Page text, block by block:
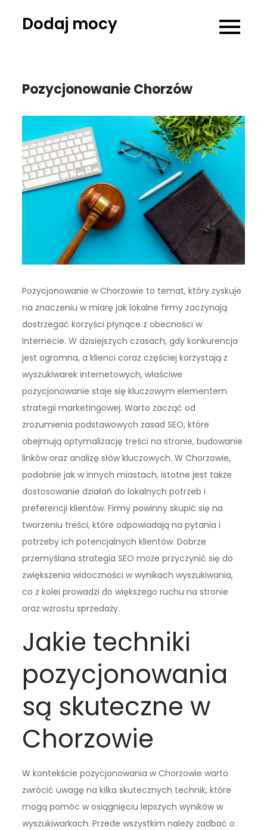
Dodaj mocy
Pozycjonowanie Chorzów
Pozycjonowanie w Chorzowie to temat, który zyskuje
na znaczeniu w miarę jak lokalne firmy zaczynają
dostrzegać korzyści płynące z obecności w
Internecie. W dzisiejszych czasach, gdy konkurencja
jest ogromna, a klienci coraz częściej korzystają z
wyszukiwarek internetowych, właściwe
pozycjonowanie staje się kluczowym elementem
strategii marketingowej. Warto zacząć od
zrozumienia podstawowych zasad SEO, które
obejmują optymalizację treści na stronie, budowanie
linków oraz analizę słów kluczowych. W Chorzowie,
podobnie jak w innych miastach, istotne jest także
dostosowanie działań do lokalnych potrzeb i
preferencji klientów. Firmy powinny skupić się na
tworzeniu treści, które odpowiadają na pytania i
potrzeby ich potencjalnych klientów. Dobrze
przemyślana strategia SEO może przyczynić się do
zwiększenia widoczności w wynikach wyszukiwania,
co z kolei prowadzi do większego ruchu na stronie
oraz wzrostu sprzedaży.
Jakie techniki
pozycjonowania
są skuteczne w
Chorzowie
W kontekście pozycjonowania w Chorzowie warto
zwrócić uwagę na kilka skutecznych technik, które
mogą pomóc w osiągnięciu lepszych wyników w
wyszukiwarkach. Przede wszystkim należy zadbać o